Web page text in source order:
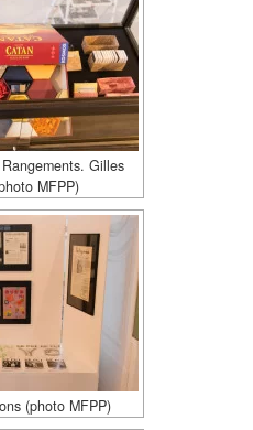
Gilles
MFPP)
(photo MFPP)